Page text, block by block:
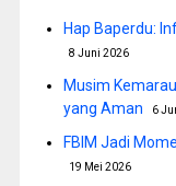
Hap Baperdu:
8 Juni 2026
Musim
yang Aman
6
FBIM Jadi
19 Mei 2026